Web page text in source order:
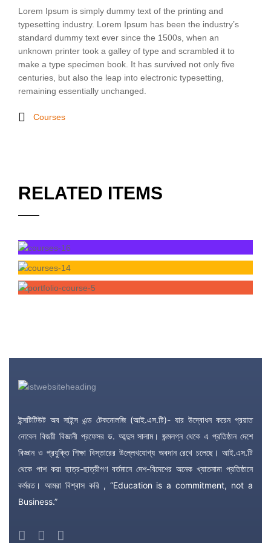
Lorem Ipsum is simply dummy text of the printing and
typesetting industry. Lorem Ipsum has been the industry’s
standard dummy text ever since the 1500s, when an
unknown printer took a galley of type and scrambled it to
make a type specimen book. It has survived not only five
centuries, but also the leap into electronic typesetting,
remaining essentially unchanged.
Courses
RELATED ITEMS
ইন্সটিটিউট অব সাইন্স এন্ড টেকনোলজি (আই.এস.টি)- যার উদ্বোধন করেন প্রয়াত
নোবেল বিজয়ী বিজ্ঞানী প্রফেসর ড. আব্দুস সালাম। জন্মলগ্ন থেকে এ প্রতিষ্ঠান দেশে
বিজ্ঞান ও প্রযুক্তি শিক্ষা বিস্তারের উল্লেখযোগ্য অবদান রেখে চলেছে। আই.এস.টি
থেকে পাশ করা ছাত্র-ছাত্রীগণ বর্তমানে দেশ-বিদেশের অনেক খ্যাতনামা প্রতিষ্ঠানে
কর্মরত। আমরা বিশ্বাস করি , “Education is a commitment, not a
Business.”